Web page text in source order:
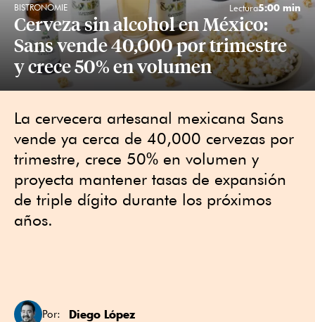
BISTRONOMIE Lectura5:00 min
Cerveza sin alcohol en México:
Sans vende 40,000 por trimestre
y crece 50% en volumen
La cervecera artesanal mexicana Sans
vende ya cerca de 40,000 cervezas por
trimestre, crece 50% en volumen y
proyecta mantener tasas de expansión
de triple dígito durante los próximos
años.
Por: Diego López